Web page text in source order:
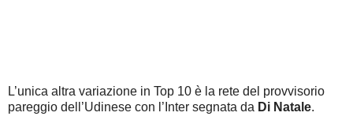
L’unica altra variazione in Top 10 è la rete del provvisorio
pareggio dell’Udinese con l’Inter segnata da Di Natale.